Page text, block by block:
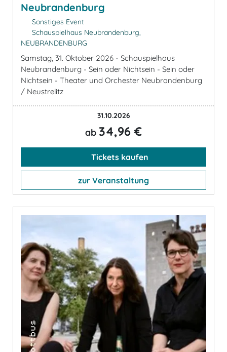
Neubrandenburg
Sonstiges Event
Schauspielhaus Neubrandenburg,
NEUBRANDENBURG
Samstag, 31. Oktober 2026 - Schauspielhaus
Neubrandenburg - Sein oder Nichtsein - Sein oder
Nichtsein - Theater und Orchester Neubrandenburg
/ Neustrelitz
31.10.2026
ab 34,96 €
Tickets kaufen
zur Veranstaltung